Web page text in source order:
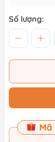
Số lượng:
Mã